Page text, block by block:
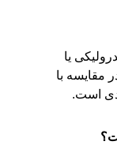
یا
مقایسه با
است.